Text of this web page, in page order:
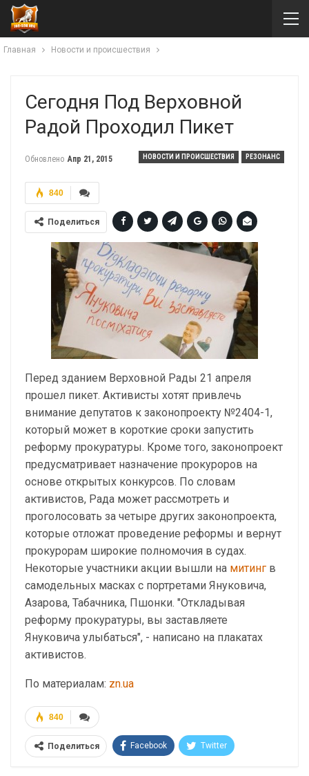
Главная Новости и происшествия
Сегодня Под Верховной
Радой Проходил Пикет
НОВОСТИ И ПРОИСШЕСТВИЯ РЕЗОНАНС
Обновлено Апр 21, 2015
840
Поделиться
Перед зданием Верховной Рады 21 апреля
прошел пикет. Активисты хотят привлечь
внимание депутатов к законопроекту №2404-1,
который может в короткие сроки запустить
реформу прокуратуры. Кроме того, законопроект
предусматривает назначение прокуроров на
основе открытых конкурсов. По словам
активистов, Рада может рассмотреть и
проголосовать за четыре других законопроекта,
которые отложат проведение реформы и вернут
прокурорам широкие полномочия в судах.
Некоторые участники акции вышли на митинг в
самодельных масках с портретами Януковича,
Азарова, Табачника, Пшонки. "Откладывая
реформу прокуратуры, вы заставляете
Януковича улыбаться", - написано на плакатах
активистов.
По материалам: zn.ua
840
Поделиться Facebook Twitter